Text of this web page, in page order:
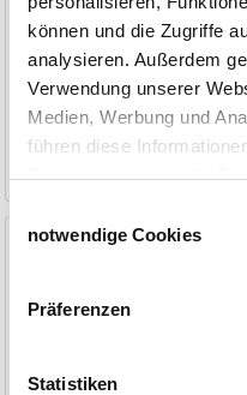
können und die Zugriffe
analysieren. Außerdem
Verwendung unserer
Medien, Werbung und
führen diese
Daten zusammen, die
haben.
notwendige Cookies
Präferenzen
Statistiken
14,50 €
Legenest aus